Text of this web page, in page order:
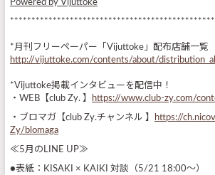
Powered by Vijuttoke
*月刊フリーペーパー「Vijuttoke」配布店舗一覧
http://vijuttoke.com/contents/about/
*Vijuttoke掲載インタビューを配信中！
・WEB【club Zy. 】
https://www.club-zy.com/
・ブロマガ【club Zy.チャンネル 】
https://
Zy/blomaga
≪5月のLINE UP≫
●表紙：KISAKI × KAIKI 対談（5/21 18:00～）